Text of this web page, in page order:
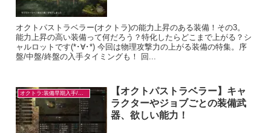
オクトパストラベラー(オクトラ)の能力上昇のある装備！その3。
能力上昇の高い装備って何だろう？特化したらどこまで上がる？シ
ャルロットです(*･∀･*) 今回は物理攻撃力の上がる装備の特集。序
盤/中盤/終盤の入手タイミングも！ 回...
オクトラ:装備早期入手/目的別
【オクトパストラベラー】キャ
ラクターやジョブごとの装備武
器、欲しい能力！